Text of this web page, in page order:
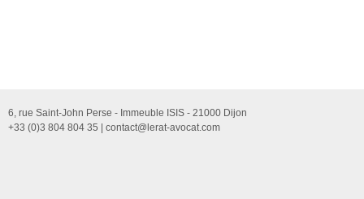
6, rue Saint-John Perse - Immeuble ISIS - 21000 Dijon
+33 (0)3 804 804 35 | contact@lerat-avocat.com